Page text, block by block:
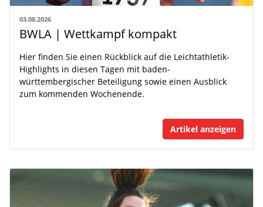
03.08.2026
BWLA | Wettkampf kompakt
Hier finden Sie einen Rückblick auf die Leichtathletik-
Highlights in diesen Tagen mit baden-
württembergischer Beteiligung sowie einen Ausblick
zum kommenden Wochenende.
Artikel anzeigen